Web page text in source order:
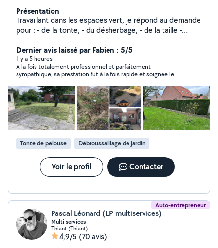
Présentation
Travaillant dans les espaces vert, je répond au demande
pour : - de la tonte, - du désherbage, - de la taille -
géotextile - nettoyage karcher Paiement en CESU
possible N'hésitez pas à me contacter, réponse rapide
Dernier avis laissé par Fabien : 5/5
Il y a 5 heures
A la fois totalement professionnel et parfaitement
sympathique, sa prestation fut à la fois rapide et soignée le
Tonte de pelouse Débroussaillage de jardin
Voir le profil Contacter
Auto-entrepreneur
Pascal Léonard (LP multiservices)
Multi services
Thiant (Thiant)
4,9/5 (70 avis)